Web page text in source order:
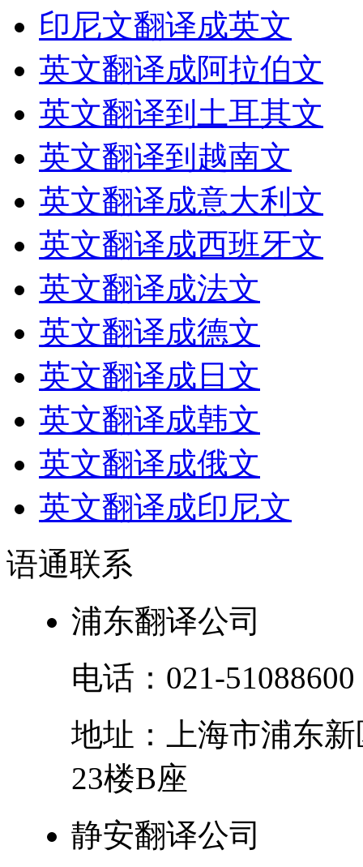
印尼文翻译成英文
英文翻译成阿拉伯文
英文翻译到土耳其文
英文翻译到越南文
英文翻译成意大利文
英文翻译成西班牙文
英文翻译成法文
英文翻译成德文
英文翻译成日文
英文翻译成韩文
英文翻译成俄文
英文翻译成印尼文
语通联系
浦东翻译公司
电话： 021-51088600
地址：
上海市浦东新
23楼B座
静安翻译公司